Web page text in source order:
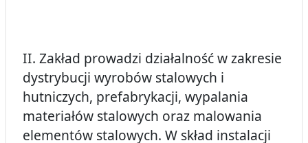
II. Zakład prowadzi działalność w zakresie
dystrybucji wyrobów stalowych i
hutniczych, prefabrykacji, wypalania
materiałów stalowych oraz malowania
elementów stalowych. W skład instalacji